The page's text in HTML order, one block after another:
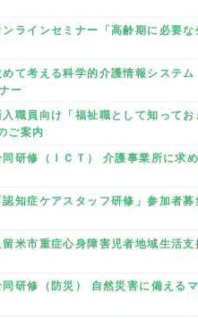
ラインセミナー「高齢期に必要な
て考える科学的介護情報システム
ー
職員向け「福祉職として知ってお
ご案内
研修（ＩＣＴ） 介護事業所に求
知症ケアスタッフ研修」参加者募
米市重症心身障害児者地域生活支
研修（防災） 自然災害に備える